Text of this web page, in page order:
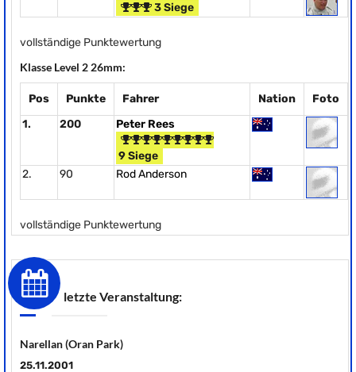
3 Siege
vollständige Punktewertung
Klasse Level 2 26mm:
Pos Punkte Fahrer Nation
Foto
1.
200 Peter Rees
9 Siege
2.
90 Rod Anderson
vollständige Punktewertung
letzte Veranstaltung:
Narellan (Oran Park)
25.11.2001